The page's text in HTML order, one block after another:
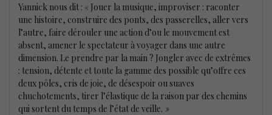
Yannick nous dit : « Jouer la musique, improviser : raconter
une histoire, construire des ponts, des passerelles, aller vers
l’autre, faire dérouler une action d’ou le mouvement est
absent, amener le spectateur à voyager dans une autre
dimension. Le prendre par la main ? Jongler avec de extrêmes
: tension, détente et toute la gamme des possible qu’offre ces
deux pôles, cris de joie, de désespoir ou suaves
chuchotements, tirer l’élastique de la raison par des chemins
qui sortent du temps de l’état de veille. »